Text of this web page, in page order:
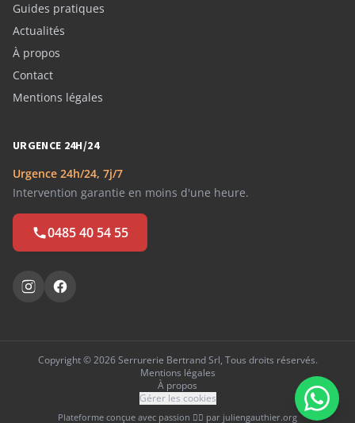
Guides pratiques
Actualités
À propos
Contact
Mentions légales
URGENCE 24H/24
Urgence 24h/24, 7j/7
Intervention garantie en moins d'une heure.
0485 40 54 55
Copyright © 2026 Serrurerie Bertrand Srl, Tous droits réservés.
Mentions légales
À propos
Gérer les cookies
Plateforme conçue avec passion ❤️‍🔥 par juliengauthier.org